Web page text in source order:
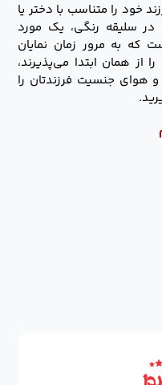
خود را متناسب با دختر یا
در سلیقه رنگی، یک مورد
که به مرور زمان نمایان
از همان ابتدا می‌پذیرند،
هوای جنسیت فرزندتان را